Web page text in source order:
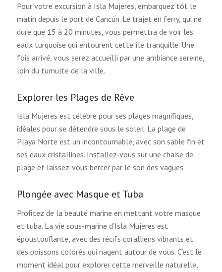
Pour votre excursion à Isla Mujeres, embarquez tôt le
matin depuis le port de Cancún. Le trajet en ferry, qui ne
dure que 15 à 20 minutes, vous permettra de voir les
eaux turquoise qui entourent cette île tranquille. Une
fois arrivé, vous serez accueilli par une ambiance sereine,
loin du tumulte de la ville.
Explorer les Plages de Rêve
Isla Mujeres est célèbre pour ses plages magnifiques,
idéales pour se détendre sous le soleil. La plage de
Playa Norte est un incontournable, avec son sable fin et
ses eaux cristallines. Installez-vous sur une chaise de
plage et laissez-vous bercer par le son des vagues.
Plongée avec Masque et Tuba
Profitez de la beauté marine en mettant votre masque
et tuba. La vie sous-marine d’Isla Mujeres est
époustouflante, avec des récifs coralliens vibrants et
des poissons colorés qui nagent autour de vous. C’est le
moment idéal pour explorer cette merveille naturelle,